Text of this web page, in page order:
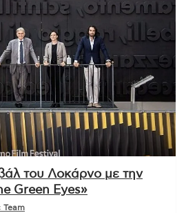
του Λοκάρνο με την
Green Eyes»
Team